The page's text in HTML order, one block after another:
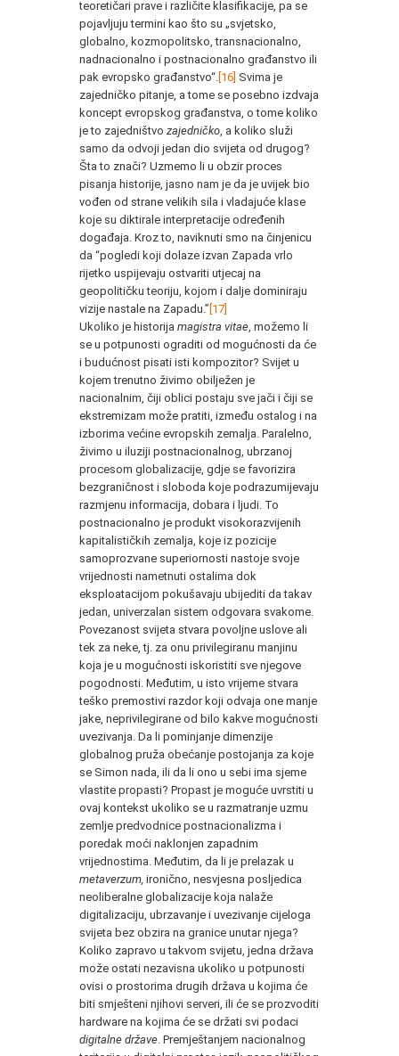
teoretičari prave i različite klasifikacije, pa se
pojavljuju termini kao što su „svjetsko,
globalno, kozmopolitsko, transnacionalno,
nadnacionalno i postnacionalno građanstvo ili
pak evropsko građanstvo“. [16] Svima je
zajedničko pitanje, a tome se posebno izdvaja
koncept evropskog građanstva, o tome koliko
je to zajedništvo zajedničko , a koliko služi
samo da odvoji jedan dio svijeta od drugog?
Šta to znači? Uzmemo li u obzir proces
pisanja historije, jasno nam je da je uvijek bio
vođen od strane velikih sila i vladajuće klase
koje su diktirale interpretacije određenih
događaja. Kroz to, naviknuti smo na činjenicu
da “pogledi koji dolaze izvan Zapada vrlo
rijetko uspijevaju ostvariti utjecaj na
geopolitičku teoriju, kojom i dalje dominiraju
vizije nastale na Zapadu.” [17]
Ukoliko je historija magistra vitae , možemo li
se u potpunosti ograditi od mogućnosti da će
i budućnost pisati isti kompozitor? Svijet u
kojem trenutno živimo obilježen je
nacionalnim, čiji oblici postaju sve jači i čiji se
ekstremizam može pratiti, između ostalog i na
izborima većine evropskih zemalja. Paralelno,
živimo u iluziji postnacionalnog, ubrzanoj
procesom globalizacije, gdje se favorizira
bezgraničnost i sloboda koje podrazumijevaju
razmjenu informacija, dobara i ljudi. To
postnacionalno je produkt visokorazvijenih
kapitalističkih zemalja, koje iz pozicije
samoprozvane superiornosti nastoje svoje
vrijednosti nametnuti ostalima dok
eksploatacijom pokušavaju ubijediti da takav
jedan, univerzalan sistem odgovara svakome.
Povezanost svijeta stvara povoljne uslove ali
tek za neke, tj. za onu privilegiranu manjinu
koja je u mogućnosti iskoristiti sve njegove
pogodnosti. Međutim, u isto vrijeme stvara
teško premostivi razdor koji odvaja one manje
jake, neprivilegirane od bilo kakve mogućnosti
uvezivanja. Da li pominjanje dimenzije
globalnog pruža obećanje postojanja za koje
se Simon nada, ili da li ono u sebi ima sjeme
vlastite propasti? Propast je moguće uvrstiti u
ovaj kontekst ukoliko se u razmatranje uzmu
zemlje predvodnice postnacionalizma i
poredak moći naklonjen zapadnim
vrijednostima. Međutim, da li je prelazak u
metaverzum, ironično, nesvjesna posljedica
neoliberalne globalizacije koja nalaže
digitalizaciju, ubrzavanje i uvezivanje cijeloga
svijeta bez obzira na granice unutar njega?
Koliko zapravo u takvom svijetu, jedna država
može ostati nezavisna ukoliko u potpunosti
ovisi o prostorima drugih država u kojima će
biti smješteni njihovi serveri, ili će se prozvoditi
hardware na kojima će se držati svi podaci
digitalne države . Premještanjem nacionalnog